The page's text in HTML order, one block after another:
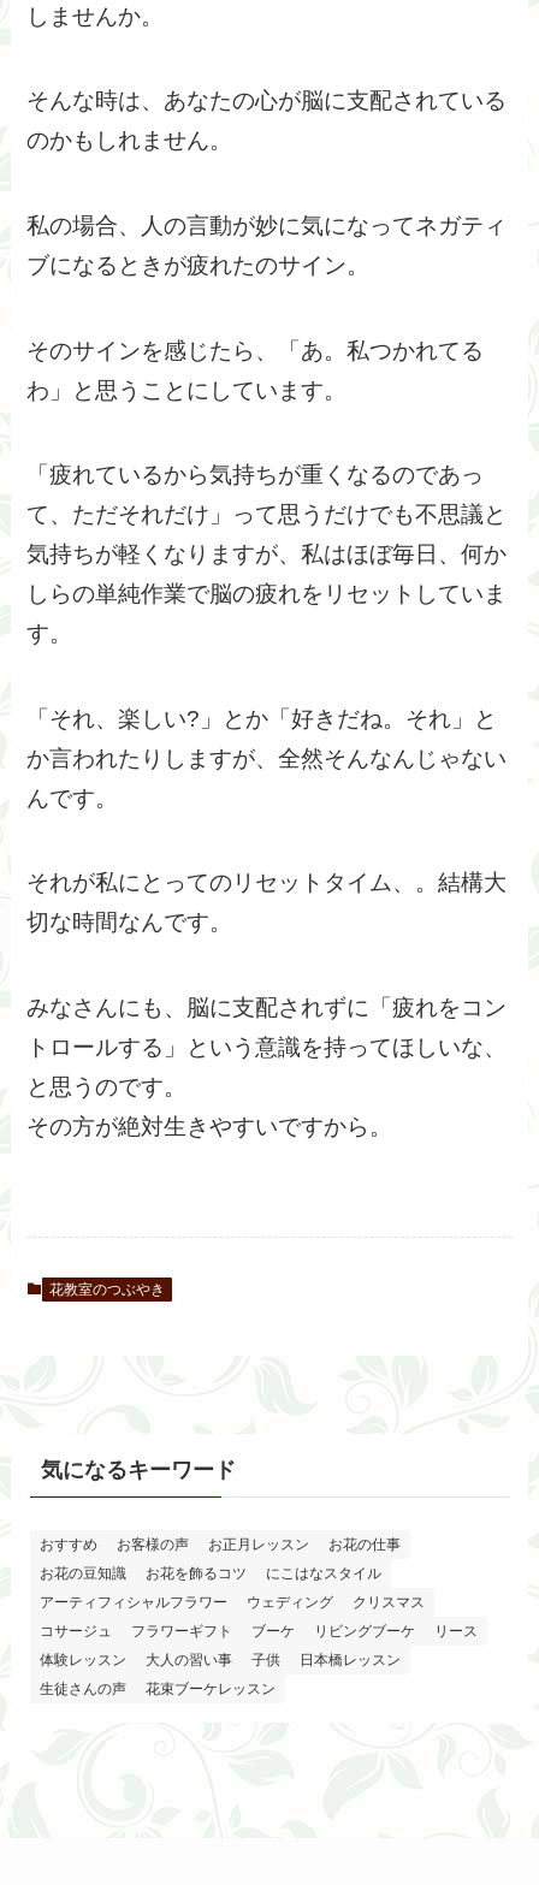
しませんか。
そんな時は、あなたの心が脳に支配されている
のかもしれません。
私の場合、人の言動が妙に気になってネガティ
ブになるときが疲れたのサイン。
そのサインを感じたら、「あ。私つかれてる
わ」と思うことにしています。
「疲れているから気持ちが重くなるのであっ
て、ただそれだけ」って思うだけでも不思議と
気持ちが軽くなりますが、私はほぼ毎日、何か
しらの単純作業で脳の疲れをリセットしていま
す。
「それ、楽しい?」とか「好きだね。それ」と
か言われたりしますが、全然そんなんじゃない
んです。
それが私にとってのリセットタイム、。結構大
切な時間なんです。
みなさんにも、脳に支配されずに「疲れをコン
トロールする」という意識を持ってほしいな、
と思うのです。
その方が絶対生きやすいですから。
花教室のつぶやき
気になるキーワード
おすすめ お客様の声 お正月レッスン
お花の仕事
お花の豆知識
お花を飾るコツ
にこはなスタイル
アーティフィシャルフラワー
ウェディング
クリスマス
コサージュ
フラワーギフト ブーケ リビングブーケ
リース
体験レッスン
大人の習い事 子供
日本橋レッスン
生徒さんの声
花束ブーケレッスン